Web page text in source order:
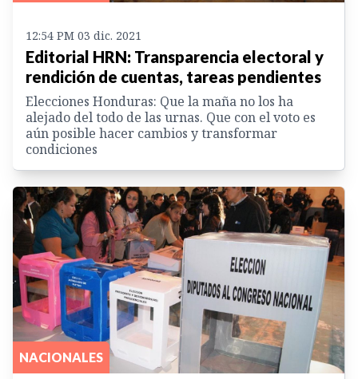
12:54 PM 03 dic. 2021
Editorial HRN: Transparencia electoral y
rendición de cuentas, tareas pendientes
Elecciones Honduras: Que la maña no los ha
alejado del todo de las urnas. Que con el voto es
aún posible hacer cambios y transformar
condiciones
NACIONALES